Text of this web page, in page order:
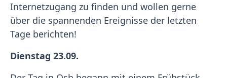
Internetzugang zu finden und wollen gerne
über die spannenden Ereignisse der letzten
Tage berichten!
Dienstag 23.09.